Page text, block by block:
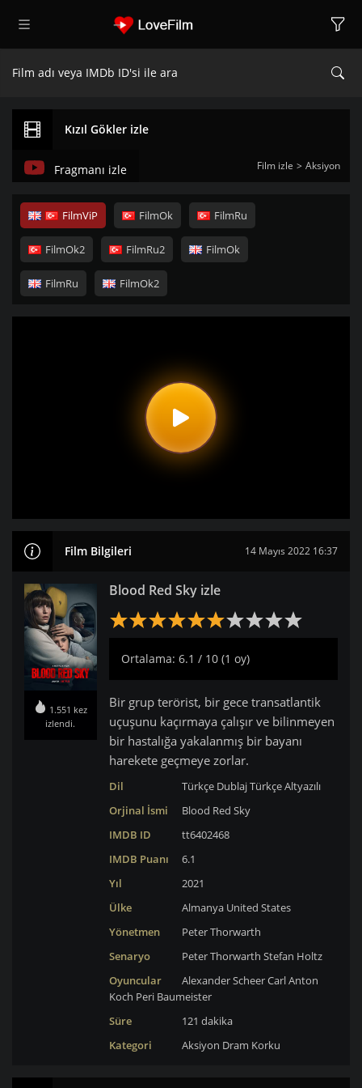
Kızıl Gökler izle
Film izle Aksiyon
Fragmanı izle
FilmViP FilmOk FilmRu
FilmOk2 FilmRu2 FilmOk
FilmRu FilmOk2
Film Bilgileri 14 Mayıs 2022 16:37
1.551 kez
izlendi.
Blood Red Sky izle
Ortalama: 6.1 / 10 (1 oy)
Bir grup terörist, bir gece transatlantik
uçuşunu kaçırmaya çalışır ve bilinmeyen
bir hastalığa yakalanmış bir bayanı
harekete geçmeye zorlar.
Dil Türkçe DublajTürkçe Altyazılı
Orjinal İsmi
Blood Red Sky
IMDB ID
tt6402468
IMDB Puanı
6.1
Yıl
2021
Ülke
Almanya United States
Yönetmen
Peter Thorwarth
Senaryo
Peter Thorwarth Stefan Holtz
Oyuncular
Alexander ScheerCarl Anton
Koch Peri Baumeister
Süre
121 dakika
Kategori
Aksiyon Dram Korku